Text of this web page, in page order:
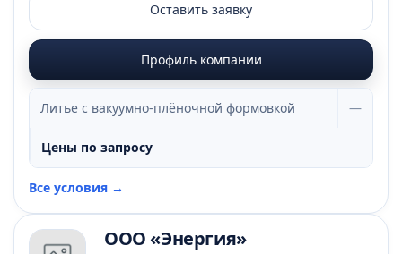
Оставить заявку
Профиль компании
Литье с вакуумно-плёночной формовкой —
Цены по запросу
Все условия →
ООО «Энергия»